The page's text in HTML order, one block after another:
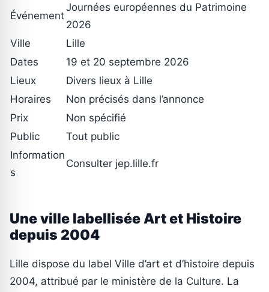
Événement
Journées européennes du Patrimoine
2026
Ville
Lille
Dates
19 et 20 septembre 2026
Lieux
Divers lieux à Lille
Horaires
Non précisés dans l’annonce
Prix
Non spécifié
Public
Tout public
Information
s
Consulter jep.lille.fr
Une ville labellisée Art et Histoire
depuis 2004
Lille dispose du label Ville d’art et d’histoire depuis
2004, attribué par le ministère de la Culture. La